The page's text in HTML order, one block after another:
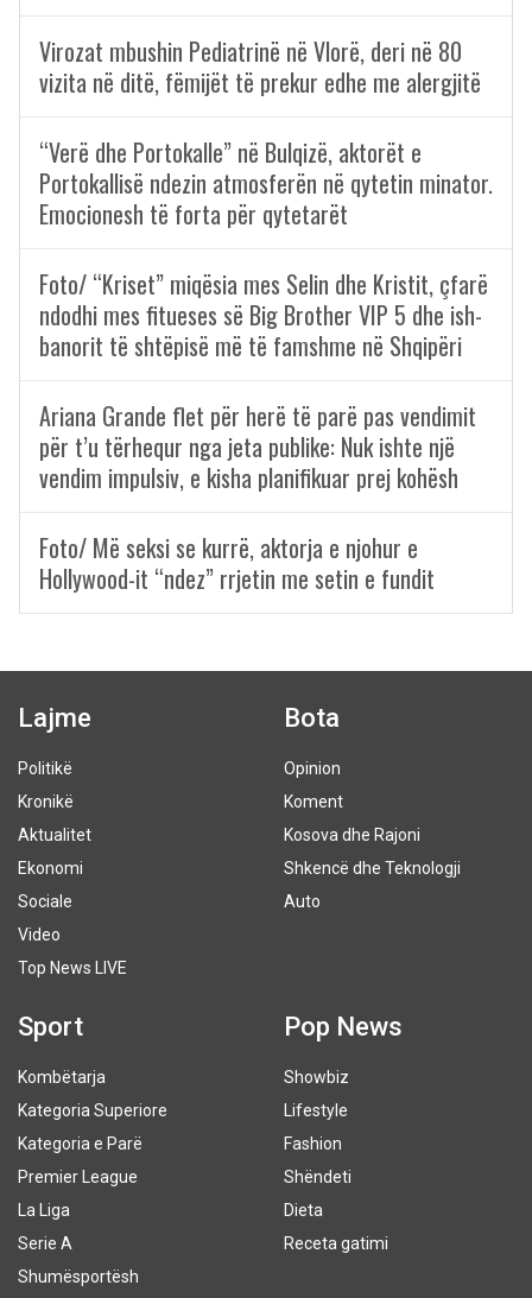
Virozat mbushin Pediatrinë në Vlorë, deri në 80
vizita në ditë, fëmijët të prekur edhe me alergjitë
“Verë dhe Portokalle” në Bulqizë, aktorët e
Portokallisë ndezin atmosferën në qytetin minator.
Emocionesh të forta për qytetarët
Foto/ “Kriset” miqësia mes Selin dhe Kristit, çfarë
ndodhi mes fitueses së Big Brother VIP 5 dhe ish-
banorit të shtëpisë më të famshme në Shqipëri
Ariana Grande flet për herë të parë pas vendimit
për t’u tërhequr nga jeta publike: Nuk ishte një
vendim impulsiv, e kisha planifikuar prej kohësh
Foto/ Më seksi se kurrë, aktorja e njohur e
Hollywood-it “ndez” rrjetin me setin e fundit
Lajme
Politikë
Kronikë
Aktualitet
Ekonomi
Sociale
Video
Top News LIVE
Bota
Opinion
Koment
Kosova dhe Rajoni
Shkencë dhe Teknologji
Auto
Sport
Kombëtarja
Kategoria Superiore
Kategoria e Parë
Premier League
La Liga
Serie A
Shumësportësh
Pop News
Showbiz
Lifestyle
Fashion
Shëndeti
Dieta
Receta gatimi